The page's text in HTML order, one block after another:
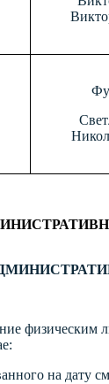
физическим
на дату